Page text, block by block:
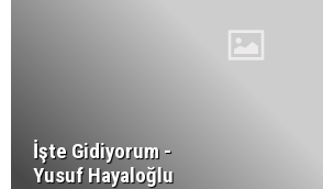
İşte Gidiyorum -
Yusuf Hayaloğlu